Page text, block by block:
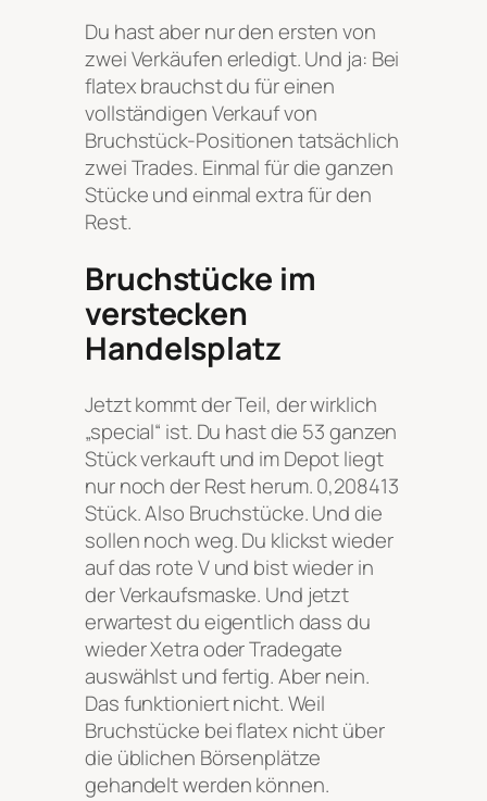
Du hast aber nur den ersten von
zwei Verkäufen erledigt. Und ja: Bei
flatex brauchst du für einen
vollständigen Verkauf von
Bruchstück-Positionen tatsächlich
zwei Trades. Einmal für die ganzen
Stücke und einmal extra für den
Rest.
Bruchstücke im
verstecken
Handelsplatz
Jetzt kommt der Teil, der wirklich
„special“ ist. Du hast die 53 ganzen
Stück verkauft und im Depot liegt
nur noch der Rest herum. 0,208413
Stück. Also Bruchstücke. Und die
sollen noch weg. Du klickst wieder
auf das rote V und bist wieder in
der Verkaufsmaske. Und jetzt
erwartest du eigentlich dass du
wieder Xetra oder Tradegate
auswählst und fertig. Aber nein.
Das funktioniert nicht. Weil
Bruchstücke bei flatex nicht über
die üblichen Börsenplätze
gehandelt werden können.